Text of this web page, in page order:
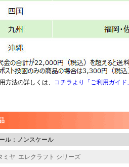
方法の詳しくは、 コチラより「ご利用ガイド
ル：ノンスケール
ミヤ エレクラフト シリーズ
ン
モデルズ
ちゅあーと